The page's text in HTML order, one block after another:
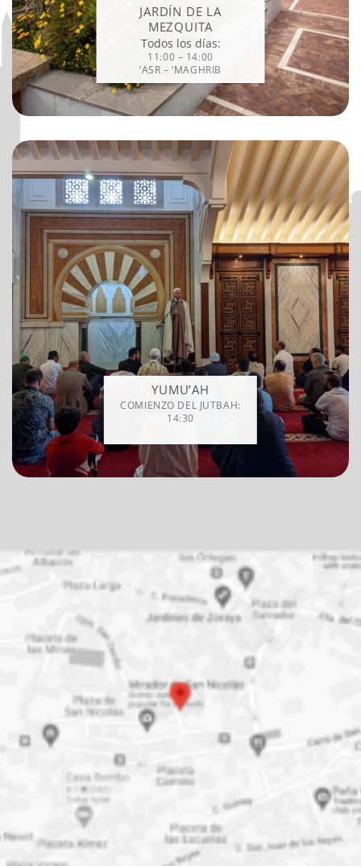
JARDÍN DE LA
MEZQUITA
Todos los días:
11:00 – 14:00
‘ASR – ‘MAGHRIB
YUMU’AH
COMIENZO DEL JUTBAH:
14:30